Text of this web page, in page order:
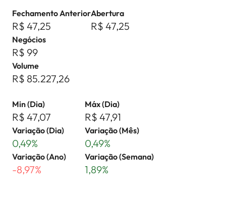
Fechamento Anterior
R$ 47,25
Abertura
R$ 47,25
Negócios
R$ 99
Volume
R$ 85.227,26
Min (Dia)
R$ 47,07
Máx (Dia)
R$ 47,91
Variação (Dia)
0,49%
Variação (Mês)
0,49%
Variação (Ano)
-8,97%
Variação (Semana)
1,89%